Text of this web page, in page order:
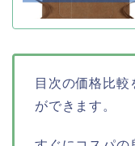
目次の価格比較
ができます。